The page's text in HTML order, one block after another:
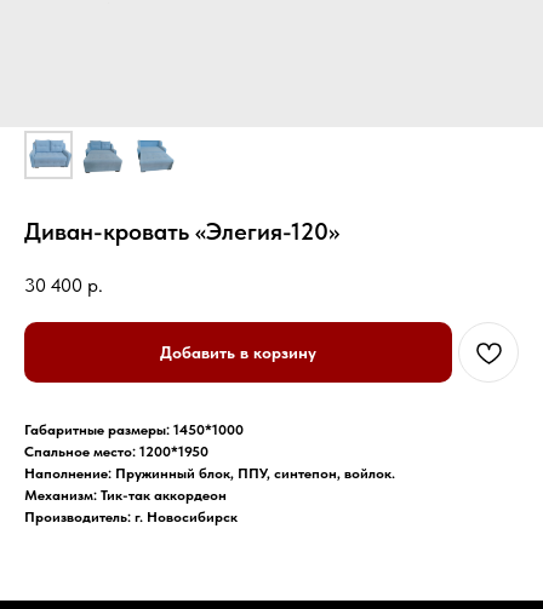
Диван-кровать «Элегия-120»
30 400 р.
Добавить в корзину
Габаритные размеры: 1450*1000
Спальное место: 1200*1950
Наполнение: Пружинный блок, ППУ, синтепон, войлок.
Механизм: Тик-так аккордеон
Производитель: г. Новосибирск